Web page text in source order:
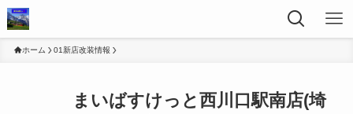
ホーム 01新店改装情報
まいばすけっと西川口駅南店(埼